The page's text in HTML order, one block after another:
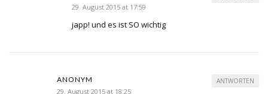
29. August 2015 at 17:59
japp! und es ist SO wichtig
ANONYM
29. August 2015 at 18:25
ANTWORTEN